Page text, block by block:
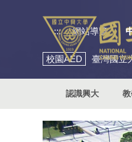
::: 網站導覽
校園AED 臺灣國立
認識興大